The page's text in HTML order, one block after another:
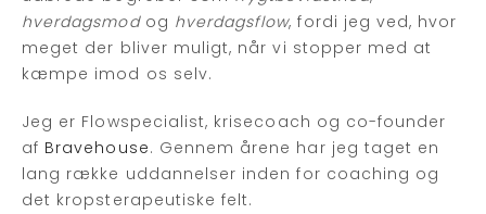
hverdagsmodog hverdagsflow, fordi jeg ved, hvor
meget der bliver muligt, når vi stopper med at
kæmpe imod os selv.
Jeg er Flowspecialist, krisecoach og co-founder
af Bravehouse. Gennem årene har jeg taget en
lang række uddannelser inden for coaching og
det kropsterapeutiske felt.